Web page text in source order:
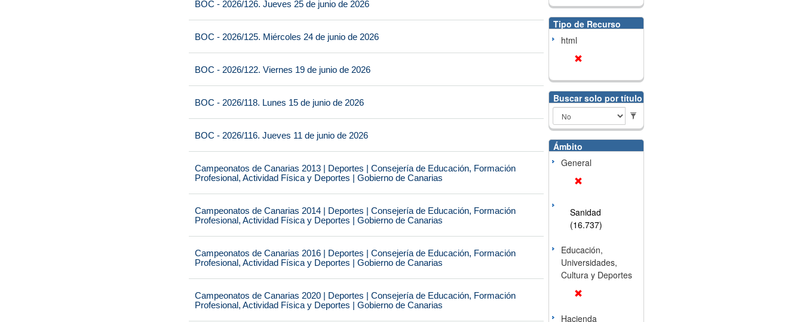
BOC - 2026/126. Jueves 25 de junio de 2026
BOC - 2026/125. Miércoles 24 de junio de 2026
BOC - 2026/122. Viernes 19 de junio de 2026
BOC - 2026/118. Lunes 15 de junio de 2026
BOC - 2026/116. Jueves 11 de junio de 2026
Campeonatos de Canarias 2013 | Deportes | Consejería de Educación, Formación
Profesional, Actividad Física y Deportes | Gobierno de Canarias
Campeonatos de Canarias 2014 | Deportes | Consejería de Educación, Formación
Profesional, Actividad Física y Deportes | Gobierno de Canarias
Campeonatos de Canarias 2016 | Deportes | Consejería de Educación, Formación
Profesional, Actividad Física y Deportes | Gobierno de Canarias
Campeonatos de Canarias 2020 | Deportes | Consejería de Educación, Formación
Profesional, Actividad Física y Deportes | Gobierno de Canarias
Tipo de Recurso
html
Buscar solo por título
Ámbito
General
Sanidad
(16.737)
Educación,
Universidades,
Cultura y Deportes
Hacienda